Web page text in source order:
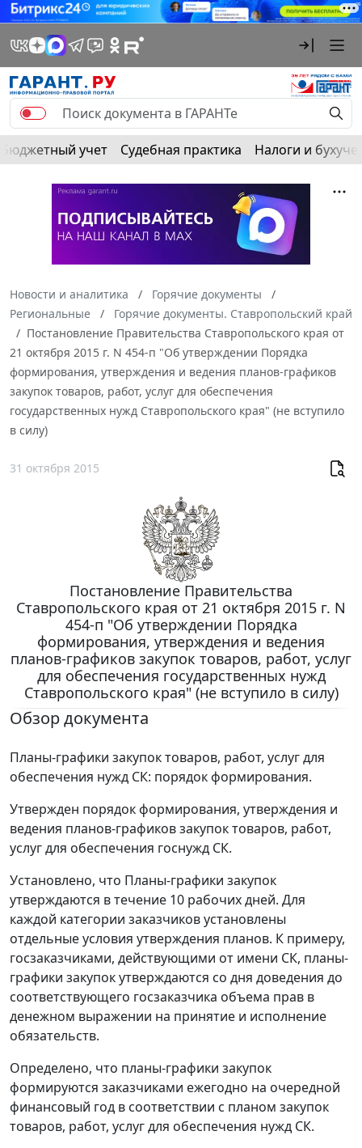
Бюджетный учет Судебная практика Налоги и
Новости и аналитика
Горячие документы
Региональные
Горячие документы. Ставропольский край
Постановление Правительства Ставропольского края от
21 октября 2015 г. N 454-п "Об утверждении Порядка
формирования, утверждения и ведения планов-графиков
закупок товаров, работ, услуг для обеспечения
государственных нужд Ставропольского края" (не вступило
в силу)
31 октября 2015
Постановление Правительства
Ставропольского края от 21 октября 2015 г. N
454-п "Об утверждении Порядка
формирования, утверждения и ведения
планов-графиков закупок товаров, работ, услуг
для обеспечения государственных нужд
Ставропольского края" (не вступило в силу)
Обзор документа
Планы-графики закупок товаров, работ, услуг для
обеспечения нужд СК: порядок формирования.
Утвержден порядок формирования, утверждения и
ведения планов-графиков закупок товаров, работ,
услуг для обеспечения госнужд СК.
Установлено, что Планы-графики закупок
утверждаются в течение 10 рабочих дней. Для
каждой категории заказчиков установлены
отдельные условия утверждения планов. К примеру,
госзаказчиками, действующими от имени СК, планы-
графики закупок утверждаются со дня доведения до
соответствующего госзаказчика объема прав в
денежном выражении на принятие и исполнение
обязательств.
Определено, что планы-графики закупок
формируются заказчиками ежегодно на очередной
финансовый год в соответствии с планом закупок
товаров, работ, услуг для обеспечения нужд СК.